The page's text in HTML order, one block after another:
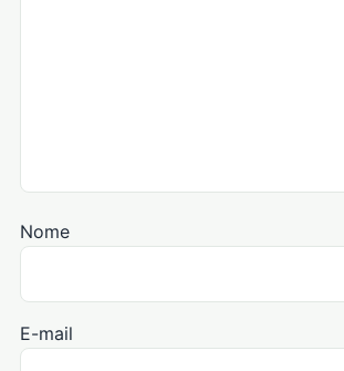
Nome
E-mail